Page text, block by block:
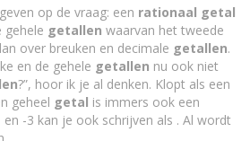
op de vraag: een rationaal getal
gehele getallen waarvan het tweede
over breuken en decimale getallen.
en de gehele getallen nu ook niet
?”, hoor ik je al denken. Klopt als een
geheel getal is immers ook een
-3 kan je ook schrijven als . Al wordt